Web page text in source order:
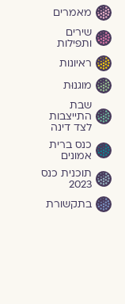
מאמרים
שירים
ותפילות
ראיונות
מוגנוּת
שבת
התייצבות
לצד דינה
כנס ברית
אמונים
תוכנית כנס
2023
בתקשורת